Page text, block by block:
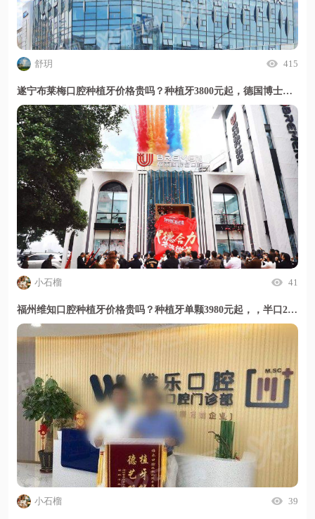
舒玥 415
遂宁布莱梅口腔种植牙价格贵吗？种植牙3800元起，德国博士亲诊穿颧技术好，甜伊严选小程序一键了解详情
小石榴 41
福州维知口腔种植牙价格贵吗？种植牙单颗3980元起，，半口29800元起，技术靠谱地址明确，甜伊严选小程序值得放心选择
小石榴 39